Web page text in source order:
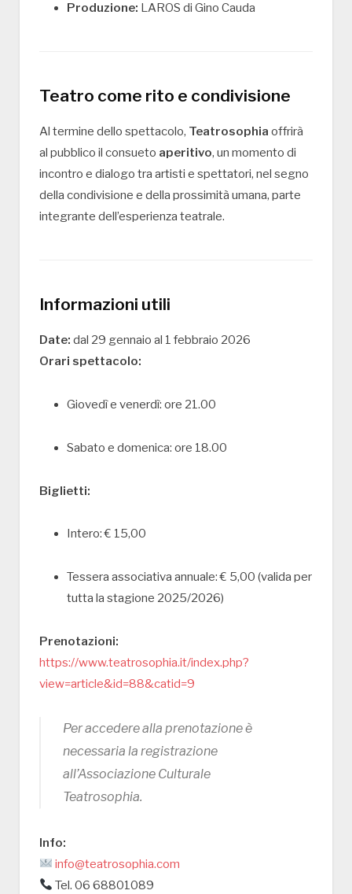
Produzione: LAROS di Gino Cauda
Teatro come rito e condivisione
Al termine dello spettacolo, Teatrosophia offrirà
al pubblico il consueto aperitivo, un momento di
incontro e dialogo tra artisti e spettatori, nel segno
della condivisione e della prossimità umana, parte
integrante dell’esperienza teatrale.
Informazioni utili
Date: dal 29 gennaio al 1 febbraio 2026
Orari spettacolo:
Giovedì e venerdì: ore 21.00
Sabato e domenica: ore 18.00
Biglietti:
Intero: € 15,00
Tessera associativa annuale: € 5,00 (valida per
tutta la stagione 2025/2026)
Prenotazioni:
https://www.teatrosophia.it/index.php?
view=article&id=88&catid=9
Per accedere alla prenotazione è
necessaria la registrazione
all’Associazione Culturale
Teatrosophia.
Info:
info@teatrosophia.com
Tel. 06 68801089